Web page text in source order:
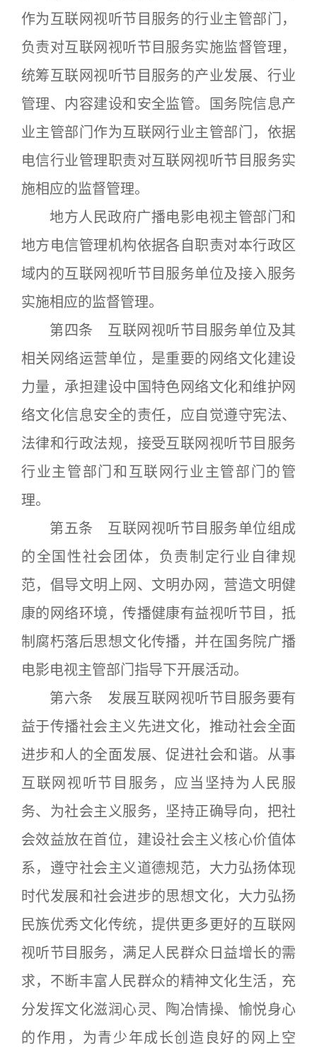
作为互联网视听节目服务的行业主管部门，
负责对互联网视听节目服务实施监督管理，
统筹互联网视听节目服务的产业发展、行业
管理、内容建设和安全监管。国务院信息产
业主管部门作为互联网行业主管部门，依据
电信行业管理职责对互联网视听节目服务实
施相应的监督管理。
地方人民政府广播电影电视主管部门和
地方电信管理机构依据各自职责对本行政区
域内的互联网视听节目服务单位及接入服务
实施相应的监督管理。
第四条 互联网视听节目服务单位及其
相关网络运营单位，是重要的网络文化建设
力量，承担建设中国特色网络文化和维护网
络文化信息安全的责任，应自觉遵守宪法、
法律和行政法规，接受互联网视听节目服务
行业主管部门和互联网行业主管部门的管
理。
第五条 互联网视听节目服务单位组成
的全国性社会团体，负责制定行业自律规
范，倡导文明上网、文明办网，营造文明健
康的网络环境，传播健康有益视听节目，抵
制腐朽落后思想文化传播，并在国务院广播
电影电视主管部门指导下开展活动。
第六条 发展互联网视听节目服务要有
益于传播社会主义先进文化，推动社会全面
进步和人的全面发展、促进社会和谐。从事
互联网视听节目服务，应当坚持为人民服
务、为社会主义服务，坚持正确导向，把社
会效益放在首位，建设社会主义核心价值体
系，遵守社会主义道德规范，大力弘扬体现
时代发展和社会进步的思想文化，大力弘扬
民族优秀文化传统，提供更多更好的互联网
视听节目服务，满足人民群众日益增长的需
求，不断丰富人民群众的精神文化生活，充
分发挥文化滋润心灵、陶冶情操、愉悦身心
的作用，为青少年成长创造良好的网上空